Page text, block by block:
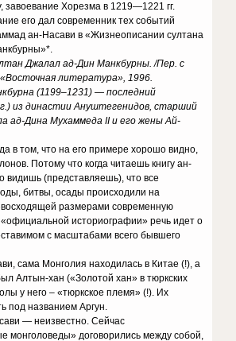
завоевание Хорезма в 1219—1221 гг.
его дал современник тех событий
ан-Насави в «Жизнеописании султана
Джалал ад-Дин Манкбурны. /Пер. с
литература», 1996.
(1199–1231) — последний
из династии Ануштегенидов, старший
ад-Дина Мухаммеда II и его жены Ай-
в том, что на его примере хорошо видно,
Потому что когда читаешь книгу ан-
видишь (представляешь), что все
битвы, осады происходили на
размерами современную
«официальной историографии» речь идет о
с масштабами всего бывшего
сама Монголия находилась в Китае (!), а
Алтын-хан («Золотой хан» в тюркских
у него – «тюркское племя» (!). Их
под названием Аргун.
— неизвестно. Сейчас
монголоведы» договорились между собой,